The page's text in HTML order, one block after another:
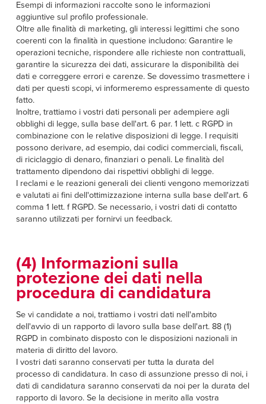
Esempi di informazioni raccolte sono le informazioni
aggiuntive sul profilo professionale.
Oltre alle finalità di marketing, gli interessi legittimi che sono
coerenti con la finalità in questione includono: Garantire le
operazioni tecniche, rispondere alle richieste non contrattuali,
garantire la sicurezza dei dati, assicurare la disponibilità dei
dati e correggere errori e carenze. Se dovessimo trasmettere i
dati per questi scopi, vi informeremo espressamente di questo
fatto.
Inoltre, trattiamo i vostri dati personali per adempiere agli
obblighi di legge, sulla base dell'art. 6 par. 1 lett. c RGPD in
combinazione con le relative disposizioni di legge. I requisiti
possono derivare, ad esempio, dai codici commerciali, fiscali,
di riciclaggio di denaro, finanziari o penali. Le finalità del
trattamento dipendono dai rispettivi obblighi di legge.
I reclami e le reazioni generali dei clienti vengono memorizzati
e valutati ai fini dell'ottimizzazione interna sulla base dell'art. 6
comma 1 lett. f RGPD. Se necessario, i vostri dati di contatto
saranno utilizzati per fornirvi un feedback.
(4) Informazioni sulla
protezione dei dati nella
procedura di candidatura
Se vi candidate a noi, trattiamo i vostri dati nell'ambito
dell'avvio di un rapporto di lavoro sulla base dell'art. 88 (1)
RGPD in combinato disposto con le disposizioni nazionali in
materia di diritto del lavoro.
I vostri dati saranno conservati per tutta la durata del
processo di candidatura. In caso di assunzione presso di noi, i
dati di candidatura saranno conservati da noi per la durata del
rapporto di lavoro. Se la decisione in merito alla vostra